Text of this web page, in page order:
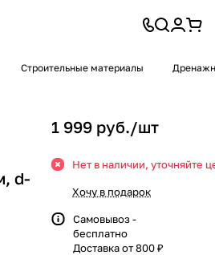
Строительные материалы
d-
1 999 руб./шт
Нет в наличии, уточняйте
Хочу в подарок
Самовывоз -
бесплатно
Доставка от 800 ₽